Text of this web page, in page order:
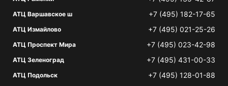
АТЦ Варшавское ш +7 (495) 182-17-65
АТЦ Измайлово +7 (495) 021-25-26
АТЦ Проспект Мира +7 (495) 023-42-98
АТЦ Зеленоград +7 (495) 431-00-33
АТЦ Подольск +7 (495) 128-01-88